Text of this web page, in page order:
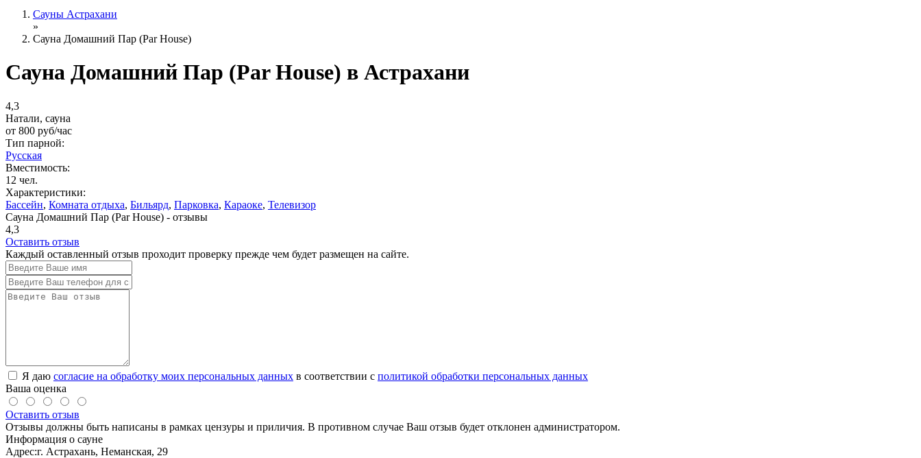
Сауны Астрахани
»
Сауна Домашний Пар (Par House)
Сауна Домашний Пар (Par House) в Астрахани
4,3
Натали, сауна
от 800 руб/час
Тип парной:
Русская
Вместимость:
12 чел.
Характеристики:
Бассейн, Комната отдыха, Бильярд, Парковка, Караоке, Телевизор
Сауна Домашний Пар (Par House) - отзывы
4,3
Оставить отзыв
Каждый оставленный отзыв проходит проверку прежде чем будет размещен на сайте.
Я даю согласие на обработку моих персональных данных в соответствии с политикой обработки персональных данных
Ваша оценка
Оставить отзыв
Отзывы должны быть написаны в рамках цензуры и приличия. В противном случае Ваш отзыв будет отклонен администратором.
Информация о сауне
Адрес:г. Астрахань, Неманская, 29